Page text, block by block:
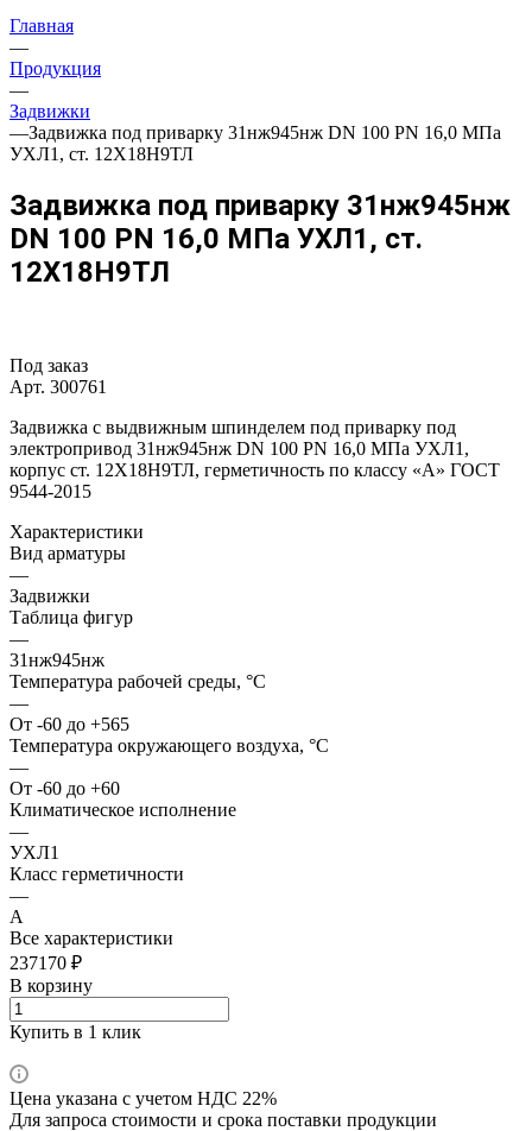
Главная
—
Продукция
—
Задвижки
—Задвижка под приварку 31нж945нж DN 100 PN 16,0 МПа
УХЛ1, ст. 12Х18Н9ТЛ
Задвижка под приварку 31нж945нж
DN 100 PN 16,0 МПа УХЛ1, ст.
12Х18Н9ТЛ
Под заказ
Арт. 300761
Задвижка с выдвижным шпинделем под приварку под
электропривод 31нж945нж DN 100 PN 16,0 МПа УХЛ1,
корпус ст. 12Х18Н9ТЛ, герметичность по классу «A» ГОСТ
9544-2015
Характеристики
Вид арматуры
—
Задвижки
Таблица фигур
—
31нж945нж
Температура рабочей среды, °С
—
От -60 до +565
Температура окружающего воздуха, °С
—
От -60 до +60
Климатическое исполнение
—
УХЛ1
Класс герметичности
—
А
Все характеристики
237170 ₽
В корзину
Купить в 1 клик
Цена указана с учетом НДС 22%
Для запроса стоимости и срока поставки продукции